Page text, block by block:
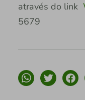
através do link
5679